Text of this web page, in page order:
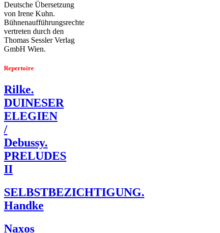
Deutsche Übersetzung
von Irene Kuhn.
Bühnenaufführungsrechte
vertreten durch den
Thomas Sessler Verlag
GmbH Wien.
Repertoire
Rilke.
DUINESER
ELEGIEN
/
Debussy.
PRELUDES
II
SELBSTBEZICHTIGUNG.
Handke
Naxos